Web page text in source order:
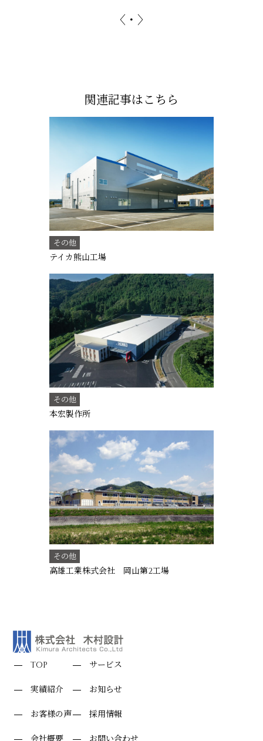
〈 ・ 〉
関連記事はこちら
その他
テイカ熊山工場
その他
本宏製作所
その他
高雄工業株式会社 岡山第2工場
TOP
実績紹介
お客様の声
サービス
お知らせ
採用情報